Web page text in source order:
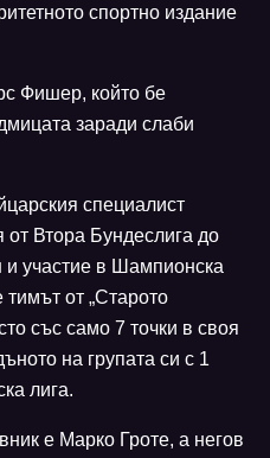
спортно издание
Фишер, който бе
заради слаби
специалист
от Втора Бундеслига до
участие в Шампионска
тимът от „Старото
със само 7 точки в своя
на групата си с 1
лига.
е Марко Гроте, а негов